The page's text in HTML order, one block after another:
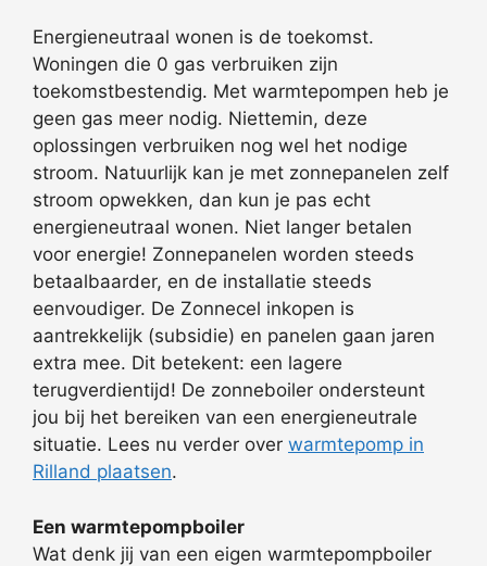
Energieneutraal wonen is de toekomst.
Woningen die 0 gas verbruiken zijn
toekomstbestendig. Met warmtepompen heb je
geen gas meer nodig. Niettemin, deze
oplossingen verbruiken nog wel het nodige
stroom. Natuurlijk kan je met zonnepanelen zelf
stroom opwekken, dan kun je pas echt
energieneutraal wonen. Niet langer betalen
voor energie! Zonnepanelen worden steeds
betaalbaarder, en de installatie steeds
eenvoudiger. De Zonnecel inkopen is
aantrekkelijk (subsidie) en panelen gaan jaren
extra mee. Dit betekent: een lagere
terugverdientijd! De zonneboiler ondersteunt
jou bij het bereiken van een energieneutrale
situatie. Lees nu verder over warmtepomp in
Rilland plaatsen.
Een warmtepompboiler
Wat denk jij van een eigen warmtepompboiler